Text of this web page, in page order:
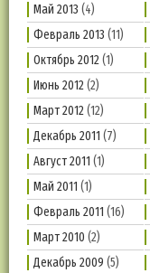
Май 2013 (4)
Февраль 2013 (11)
Октябрь 2012(1)
Июнь 2012(2)
Март 2012(12)
Декабрь 2011 (7)
Август 2011 (1)
Май 2011 (1)
Февраль 2011 (16)
Март 2010 (2)
Декабрь 2009 (5)